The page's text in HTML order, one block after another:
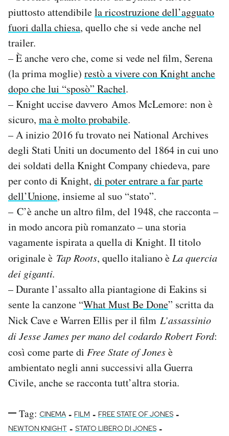
piuttosto attendibilela ricostruzione dell’agguato
fuori dalla chiesa, quello che si vede anche nel
trailer.
– È anche vero che, come si vede nel film, Serena
(la prima moglie) restò a vivere con Knight anche
dopo che lui “sposò” Rachel.
– Knight uccise davvero Amos McLemore: non è
sicuro, ma è molto probabile.
– A inizio 2016 fu trovato nei National Archives
degli Stati Uniti un documento del 1864 in cui uno
dei soldati della Knight Company chiedeva, pare
per conto di Knight, di poter entrare a far parte
dell’Unione, insieme al suo “stato”.
– C’è anche un altro film, del 1948, che racconta –
in modo ancora più romanzato – una storia
vagamente ispirata a quella di Knight. Il titolo
originale è Tap Roots, quello italiano è La quercia
dei giganti.
– Durante l’assalto alla piantagione di Eakins si
sente la canzone “What Must Be Done” scritta da
Nick Cave e Warren Ellis per il film L’assassinio
di Jesse James per mano del codardo Robert Ford:
così come parte di Free State of Jonesè
ambientato negli anni successivi alla Guerra
Civile, anche se racconta tutt’altra storia.
Tag: CINEMA - FILM - FREE STATE OF JONES -
NEWTON KNIGHT - STATO LIBERO DI JONES -